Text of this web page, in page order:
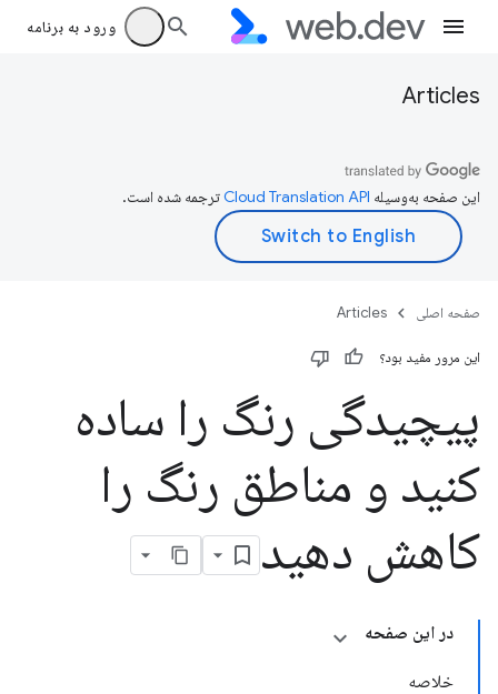
ورود به برنامه
Articles
این صفحه به‌وسیله ترجمه شده است.
صفحه اصلی Articles
این مرور مفید بود؟
پیچیدگی رنگ را ساده
کنید و مناطق رنگ را
کاهش دهید
در این صفحه
خلاصه